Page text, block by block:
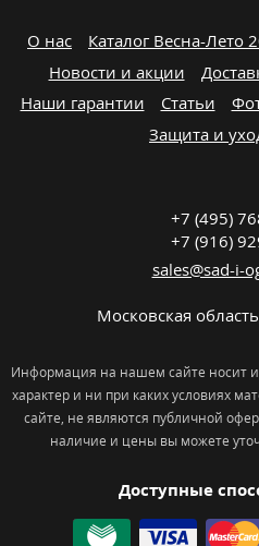
О нас Каталог Весна-Лето
Новости и акции
Наши гарантии
Статьи
Защита и
Доступные
+7 (495)
+7 (916)
sales@sad-i-
Московская область
Информация на нашем сайте носит
характер и ни при каких условиях
сайте, не являются публичной
наличие и цены вы можете